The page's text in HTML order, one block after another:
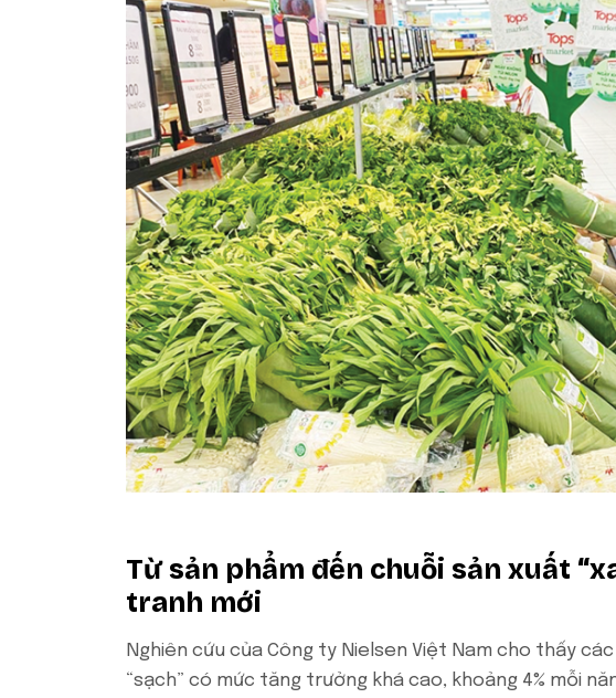
Từ sản phẩm đến chuỗi sản xuất
tranh mới
Nghiên cứu của Công ty Nielsen Việt Nam cho thấy
“sạch” có mức tăng trưởng khá cao, khoảng 4% mỗi